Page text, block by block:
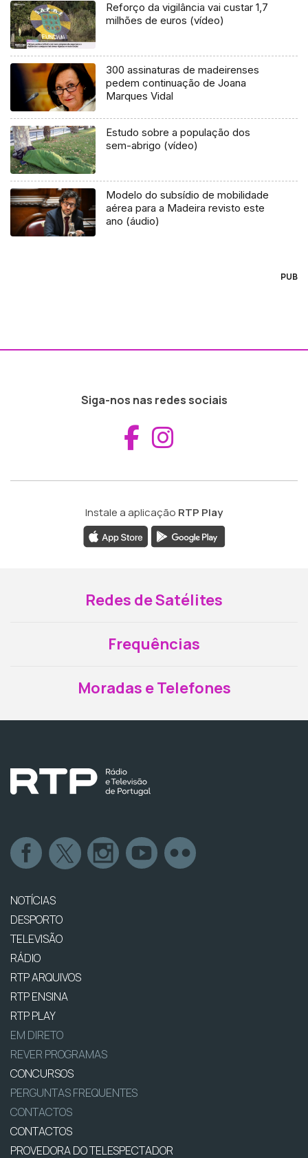
Reforço da vigilância vai custar 1,7
milhões de euros (vídeo)
300 assinaturas de madeirenses
pedem continuação de Joana
Marques Vidal
Estudo sobre a população dos
sem-abrigo (vídeo)
Modelo do subsídio de mobilidade
aérea para a Madeira revisto este
ano (áudio)
PUB
Siga-nos nas redes sociais
Aceder ao
Instale a aplicação RTP Play
Redes de Satélites
Frequências
Moradas e Telefones
NOTÍCIAS
DESPORTO
TELEVISÃO
RÁDIO
RTP ARQUIVOS
RTP ENSINA
RTP PLAY
EM DIRETO
REVER PROGRAMAS
CONCURSOS
PERGUNTAS FREQUENTES
CONTACTOS
CONTACTOS
PROVEDORA DO TELESPECTADOR